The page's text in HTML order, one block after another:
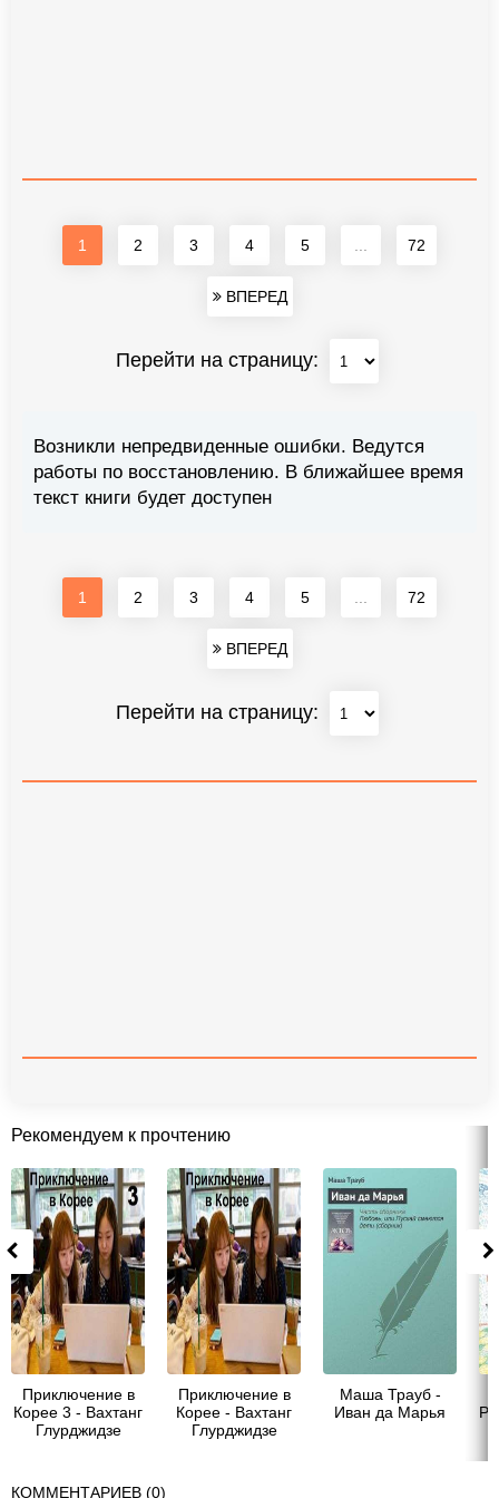
1 2 3 4 5 ... 72
ВПЕРЕД
Перейти на страницу:
Возникли непредвиденные ошибки. Ведутся
работы по восстановлению. В ближайшее время
текст книги будет доступен
1 2 3 4 5 ... 72
ВПЕРЕД
Перейти на страницу:
Рекомендуем к прочтению
Приключение в
Корее 3 - Вахтанг
Глурджидзе
Приключение в
Корее - Вахтанг
Глурджидзе
Маша Трауб -
Иван да Марья
КОММЕНТАРИЕВ (0)